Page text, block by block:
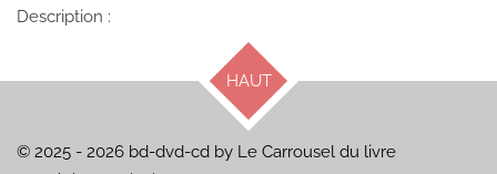
Description :
HAUT
© 2025 - 2026 bd-dvd-cd by Le Carrousel du livre